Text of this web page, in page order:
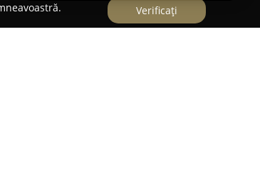
Verificați